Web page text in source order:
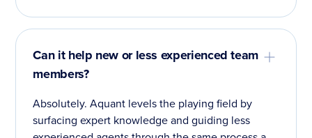
Can it help new or less experienced team
members?
Absolutely. Aquant levels the playing field by
surfacing expert knowledge and guiding less